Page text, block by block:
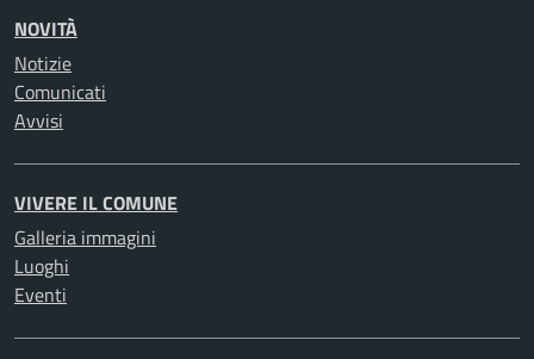
NOVITÀ
Notizie
Comunicati
Avvisi
VIVERE IL COMUNE
Galleria immagini
Luoghi
Eventi